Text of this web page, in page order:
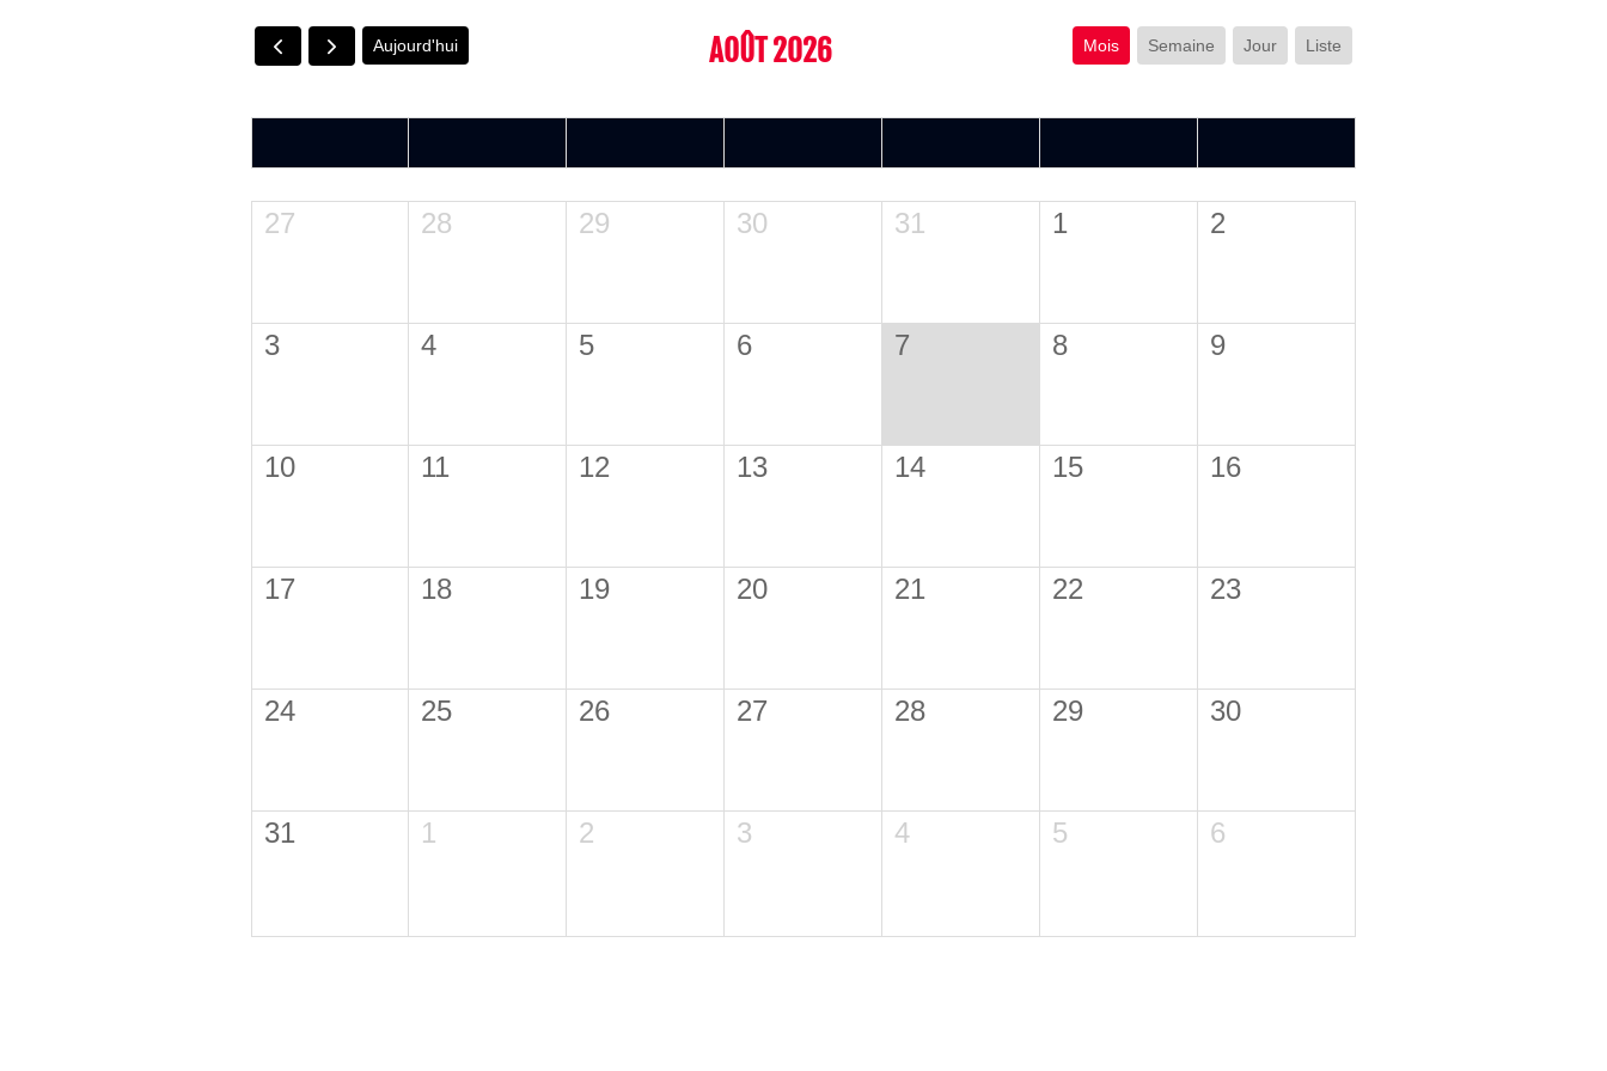
Aujourd'hui AOÛT 2026 Mois Semaine Jour Liste
27 28 29 30 31 1 2
3 4 5 6 7 8 9
10 11 12 13 14 15 16
17 18 19 20 21 22 23
24 25 26 27 28 29 30
31 1 2 3 4 5 6